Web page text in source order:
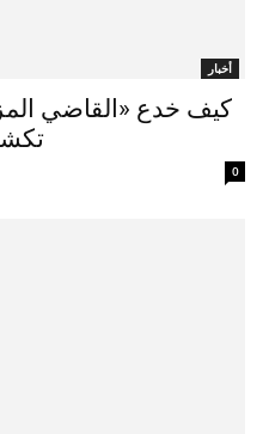
أخبار
كيف خدع «القاضي
0